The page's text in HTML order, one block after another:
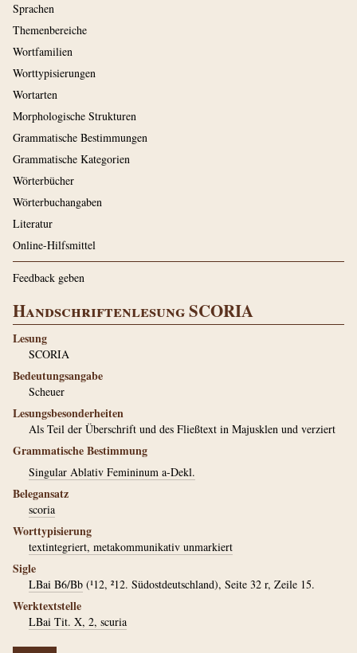
Sprachen
Themenbereiche
Wortfamilien
Worttypisierungen
Wortarten
Morphologische Strukturen
Grammatische Bestimmungen
Grammatische Kategorien
Wörterbücher
Wörterbuchangaben
Literatur
Online-Hilfsmittel
Feedback geben
Handschriftenlesung SCORIA
Lesung
SCORIA
Bedeutungsangabe
Scheuer
Lesungsbesonderheiten
Als Teil der Überschrift und des Fließtext in Majusklen und verziert
Grammatische Bestimmung
Singular Ablativ Femininum a-Dekl.
Belegansatz
scoria
Worttypisierung
textintegriert, metakommunikativ unmarkiert
Sigle
LBai B6/Bb (¹12, ²12. Südostdeutschland), Seite 32 r, Zeile 15.
Werktextstelle
LBai Tit. X, 2, scuria